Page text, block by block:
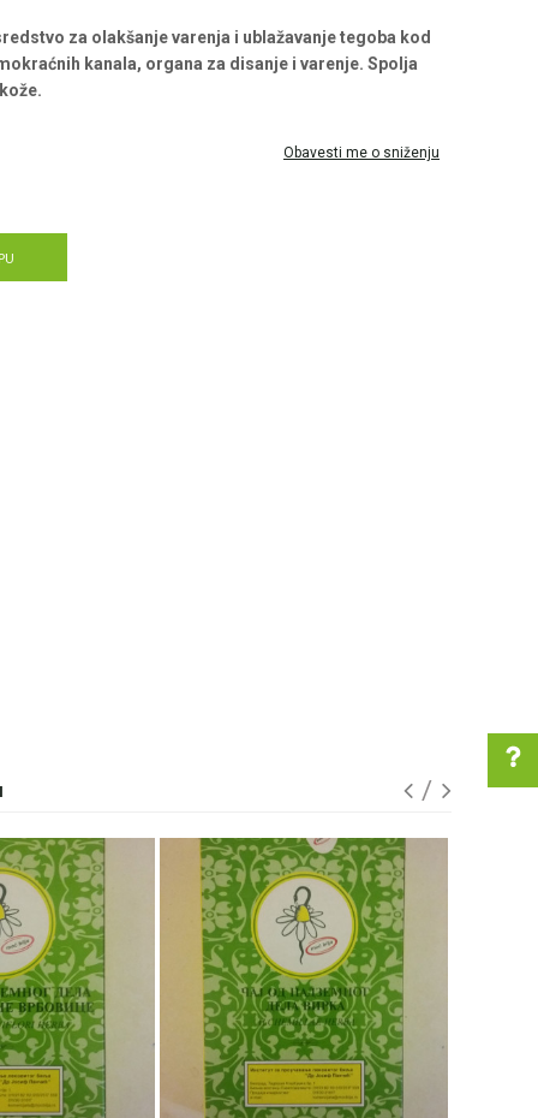
za olakšanje varenja i ublažavanje tegoba kod
kanala, organa za disanje i varenje. Spolja
Obavesti me o sniženju
Pomoć pri kupovini
Za više informacija u
vezi online porudžbine
pišite nam:
customers@oazazdravlja.rs
ili pozovite:
+381631105804